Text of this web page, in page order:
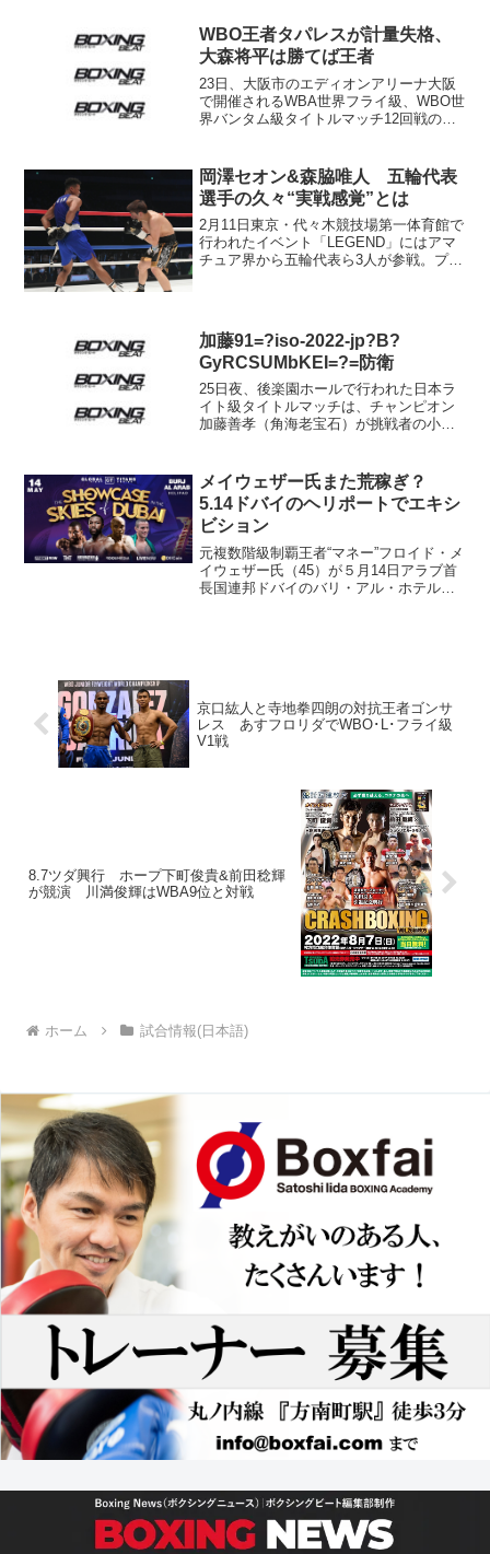
イトルマッチ12回戦は、チャンピオンの
西田...
WBO王者タパレスが計量失格、
大森将平は勝てば王者
23日、大阪市のエディオンアリーナ大阪
で開催されるWBA世界フライ級、WBO世
界バンタム級タイトルマッチ12回戦の調
た。 WBA世界フライ級王者、井岡一翔
（28＝井岡...
岡澤セオン&森脇唯人 五輪代表
選手の久々“実戦感覚”とは
2月11日東京・代々木競技場第一体育館で
行われたイベント「LEGEND」にはアマ
チュア界から五輪代表ら3人が参戦。プロ
子をお届け...
加藤91=?iso-2022-jp?B?
GyRCSUMbKEI=?=防衛
25日夜、後楽園ホールで行われた日本ラ
イト級タイトルマッチは、チャンピオン
加藤善孝（角海老宝石）が挑戦者の小池
時に積極的な攻撃をしかけたのは小池だ
ったが、そこに加藤の...
メイウェザー氏また荒稼ぎ？
5.14ドバイのヘリポートでエキシ
ビション
元複数階級制覇王者“マネー”フロイド・メ
イウェザー氏（45）が５月14日アラブ首
長国連邦ドバイのバリ・アル・ホテルの
京口紘人と寺地拳四朗の対抗王者ゴンサ
レス あすフロリダでWBO･L･フライ級
V1戦
8.7ツダ興行 ホープ下町俊貴&前田稔輝
が競演 川満俊輝はWBA9位と対戦
ホーム 試合情報(日本語)